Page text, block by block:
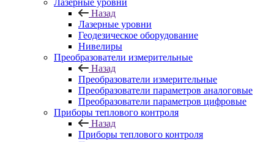
Лазерные уровни
Назад
Лазерные уровни
Геодезическое оборудование
Нивелиры
Преобразователи измерительные
Назад
Преобразователи измерительные
Преобразователи параметров аналоговые
Преобразователи параметров цифровые
Приборы теплового контроля
Назад
Приборы теплового контроля